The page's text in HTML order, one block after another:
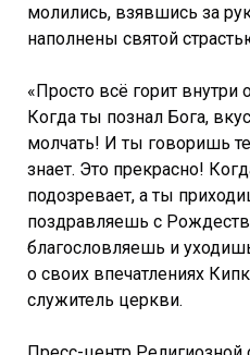
молились, взявшись за
наполнены святой
«Просто всё горит внутри
Когда ты познал Бога,
молчать! И ты говоришь
знает. Это прекрасно!
подозревает, а ты
поздравляешь с
благословляешь и
о своих впечатлениях
служитель церкви.